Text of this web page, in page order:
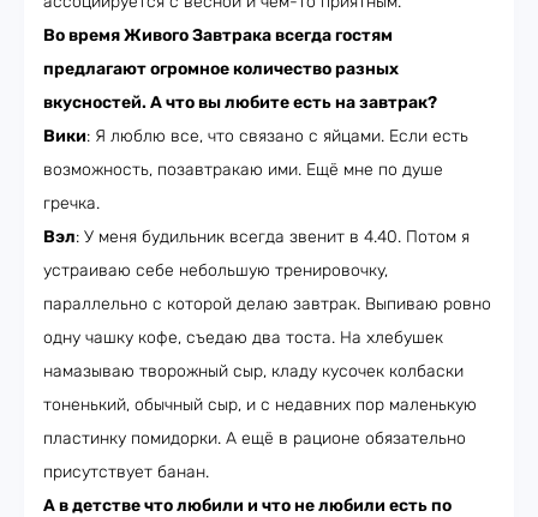
Во время ‎Живого Завтрака‎ всегда гостям
предлагают огромное количество разных
вкусностей. А что вы любите есть на завтрак?
Вики: Я люблю все, что связано с яйцами. Если есть
возможность, позавтракаю ими. Ещё мне по душе
гречка.
Вэл: У меня будильник всегда звенит в 4.40. Потом я
устраиваю себе небольшую тренировочку,
параллельно с которой делаю завтрак. Выпиваю ровно
одну чашку кофе, съедаю два тоста. На хлебушек
намазываю творожный сыр, кладу кусочек колбаски
тоненький, обычный сыр, и с недавних пор маленькую
пластинку помидорки. А ещё в рационе обязательно
присутствует банан.
А в детстве что любили и что не любили есть по